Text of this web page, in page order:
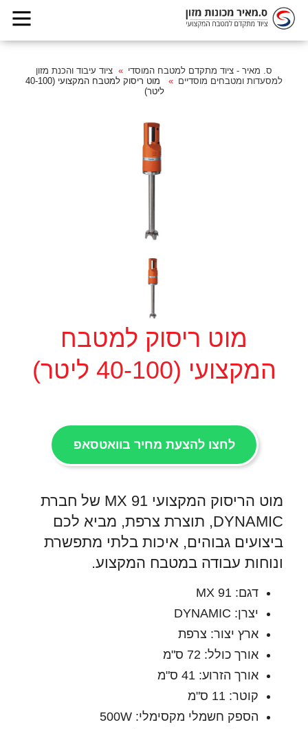
ס. מאיר - ציוד מתקדם למטבח המוסדי
ציוד עיבוד והכנת מזון
למסעדות ומטבחים מוסדיים
מוט ריסוק למטבח המקצועי (40-100
ליטר)
מוט ריסוק למטבח
המקצועי (40-100 ליטר)
לחצו להצעת מחיר בוואטסאפ
מוט הריסוק המקצועי MX 91 של חברת
DYNAMIC, תוצרת צרפת, מביא לכם
ביצועים גבוהים, איכות בלתי מתפשרת
ונוחות עבודה במטבח המקצוע.
דגם: MX 91
יצרן: DYNAMIC
ארץ יצור: צרפת
אורך כולל: 72 ס"מ
אורך הזרוע: 41 ס"מ
קוטר: 11 ס"מ
הספק חשמלי מקסימלי: 500W